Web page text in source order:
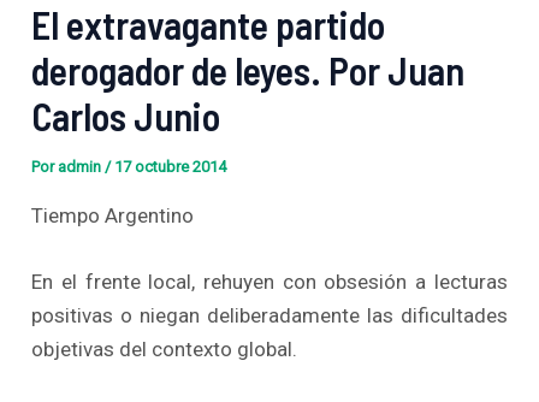
El extravagante partido
derogador de leyes. Por Juan
Carlos Junio
Por admin/ 17 octubre 2014
Tiempo Argentino
En el frente local, rehuyen con obsesión a lecturas
positivas o niegan deliberadamente las dificultades
objetivas del contexto global.